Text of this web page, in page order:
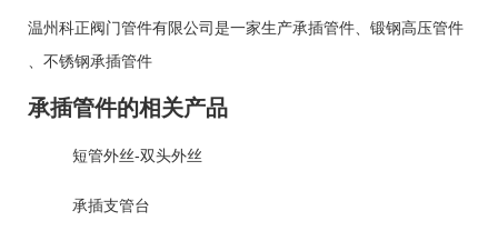
温州科正阀门管件有限公司是一家生产承插管件
锻钢高压管件
不锈钢承插管件
承插管件的相关产品
短管外丝-双头外丝
承插支管台